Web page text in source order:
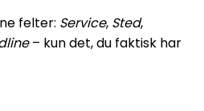
felter: Service, Sted,
– kun det, du faktisk har